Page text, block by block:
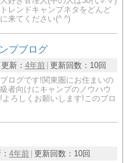
レンドキャンプネタをどんど
来てください(^ ^)
プブログ
更新： 4年前 更新回数： 10回
ログです!関東圏にお住まいの
者向けにキャンプのノウハウ
ろしくお願いします!このブロ
4年前 更新回数： 10回